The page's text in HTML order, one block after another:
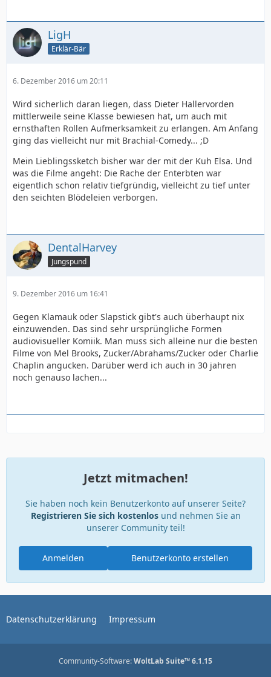
LigH
Erklär-Bär
6. Dezember 2016 um 20:11
Wird sicherlich daran liegen, dass Dieter Hallervorden
mittlerweile seine Klasse bewiesen hat, um auch mit
ernsthaften Rollen Aufmerksamkeit zu erlangen. Am Anfang
ging das vielleicht nur mit Brachial-Comedy... ;D
Mein Lieblingssketch bisher war der mit der Kuh Elsa. Und
was die Filme angeht: Die Rache der Enterbten war
eigentlich schon relativ tiefgründig, vielleicht zu tief unter
den seichten Blödeleien verborgen.
DentalHarvey
Jungspund
9. Dezember 2016 um 16:41
Gegen Klamauk oder Slapstick gibt's auch überhaupt nix
einzuwenden. Das sind sehr ursprüngliche Formen
audiovisueller Komiik. Man muss sich alleine nur die besten
Filme von Mel Brooks, Zucker/Abrahams/Zucker oder Charlie
Chaplin angucken. Darüber werd ich auch in 30 jahren
noch genauso lachen...
Jetzt mitmachen!
Sie haben noch kein Benutzerkonto auf unserer Seite?
Registrieren Sie sich kostenlosund nehmen Sie an
unserer Community teil!
Benutzerkonto erstellen
Anmelden
Datenschutzerklärung Impressum
Community-Software:WoltLab Suite™ 6.1.15